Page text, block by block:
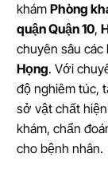
khám Phòng
quận Quận 10,
chuyên sâu các
Họng. Với
độ nghiêm túc,
sở vật chất
khám, chẩn
cho bệnh nhân.